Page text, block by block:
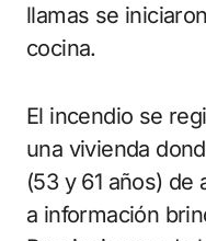
llamas se
cocina.
El incendio se
una vivienda
(53 y 61 años) de
a información